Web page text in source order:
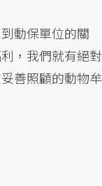
動保單位的關
，我們就有絕對
善照顧的動物牟